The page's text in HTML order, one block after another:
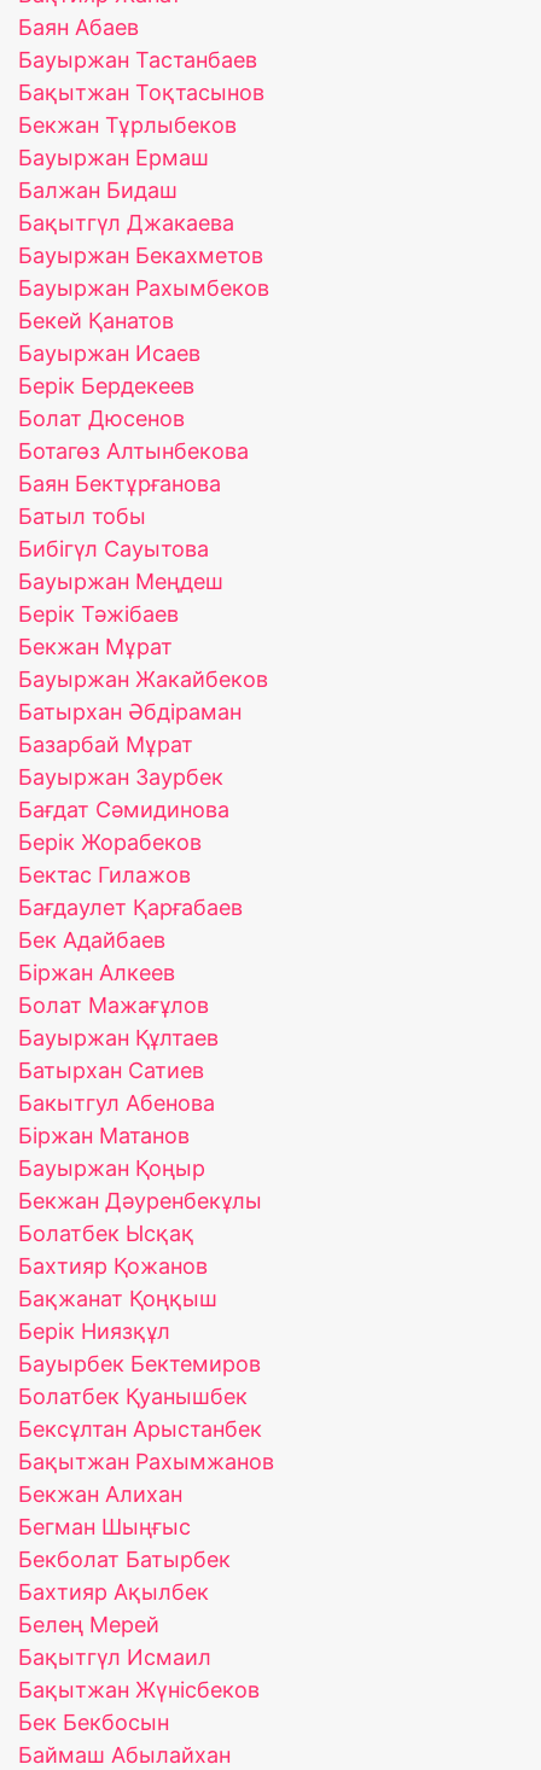
Баян Абаев
Бауыржан Тастанбаев
Бақытжан Тоқтасынов
Бекжан Тұрлыбеков
Бауыржан Ермаш
Балжан Бидаш
Бақытгүл Джакаева
Бауыржан Бекахметов
Бауыржан Рахымбеков
Бекей Қанатов
Бауыржан Исаев
Берік Бердекеев
Болат Дюсенов
Ботагөз Алтынбекова
Баян Бектұрғанова
Батыл тобы
Бибігүл Сауытова
Бауыржан Меңдеш
Берік Тәжібаев
Бекжан Мұрат
Бауыржан Жакайбеков
Батырхан Əбдіраман
Базарбай Мұрат
Бауыржан Заурбек
Бағдат Сәмидинова
Берік Жорабеков
Бектас Гилажов
Бағдаулет Қарғабаев
Бек Адайбаев
Біржан Алкеев
Болат Мажағұлов
Бауыржан Құлтаев
Батырхан Сатиев
Бакытгул Абенова
Біржан Матанов
Бауыржан Қоңыр
Бекжан Дәуренбекұлы
Болатбек Ысқақ
Бахтияр Қожанов
Бақжанат Қоңқыш
Берік Ниязқұл
Бауырбек Бектемиров
Болатбек Қуанышбек
Бексұлтан Арыстанбек
Бақытжан Рахымжанов
Бекжан Алихан
Бегман Шыңғыс
Бекболат Батырбек
Бахтияр Ақылбек
Белең Мерей
Бақытгүл Исмаил
Бақытжан Жүнісбеков
Бек Бекбосын
Баймаш Абылайхан